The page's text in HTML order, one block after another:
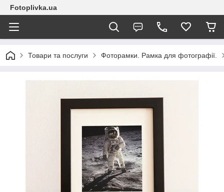
Fotoplivka.ua
Товари та послуги Фоторамки. Рамка для фотографії.